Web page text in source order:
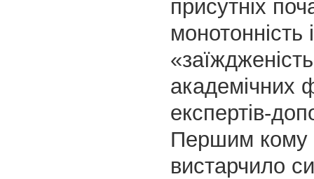
присутніх
монотонність і
академічних
експертів-
Першим кому
вистарчило